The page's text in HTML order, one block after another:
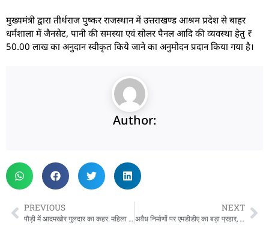
मुख्यमंत्री द्वारा तीर्थराज पुष्कर राजस्थान में उत्तराखण्ड आश्रम प्रदेश से बाहर
धर्मशाला में जैनसेट, पानी की समस्या एवं सोलर पैनल आदि की व्यवस्था हेतु ₹
50.00 लाख का अनुदान स्वीकृत किये जाने का अनुमोदन प्रदान किया गया है।
Author:
PREVIOUS
पौड़ी में आदमखोर गुलदार का कहर: महिला को बनाया निवाला, वन विभाग ने किया ढेर
NEXT
अवैध निर्माणों पर एमडीडीए का बड़ा प्रहार, जीएमएस रोड और शिमला रोड के दो निर्माण सील